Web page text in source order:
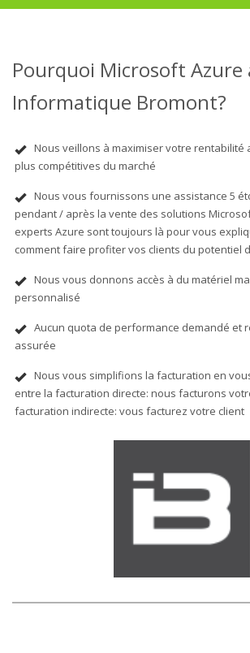
Pourquoi Microsoft Azure
Informatique Bromont?
Nous veillons à maximiser votre rentabilité
plus compétitives du marché
Nous vous fournissons une assistance 5
pendant / après la vente des solutions
experts Azure sont toujours là pour vous
comment faire profiter vos clients du potentiel
Nous vous donnons accès à du matériel
personnalisé
Aucun quota de performance demandé et
assurée
Nous vous simplifions la facturation en
entre la facturation directe: nous facturons
facturation indirecte: vous facturez votre client